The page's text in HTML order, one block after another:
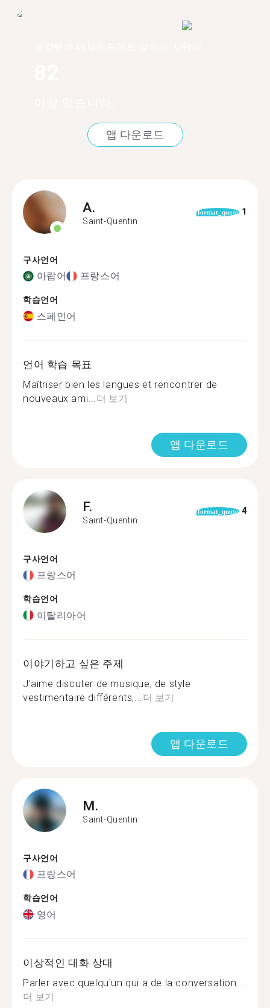
앱 다운로드
A.
Saint-Quentin
format_quote 1
구사언어
아랍어 프랑스어
학습언어
스페인어
언어 학습 목표
Maîtriser bien les langues et rencontrer de
nouveaux ami... 더 보기
앱 다운로드
F.
Saint-Quentin
format_quote 4
구사언어
프랑스어
학습언어
이탈리아어
이야기하고 싶은 주제
J'aime discuter de musique, de style
vestimentaire différents,... 더 보기
앱 다운로드
M.
Saint-Quentin
구사언어
프랑스어
학습언어
영어
이상적인 대화 상대
Parler avec quelqu'un qui a de la conversation...
더 보기